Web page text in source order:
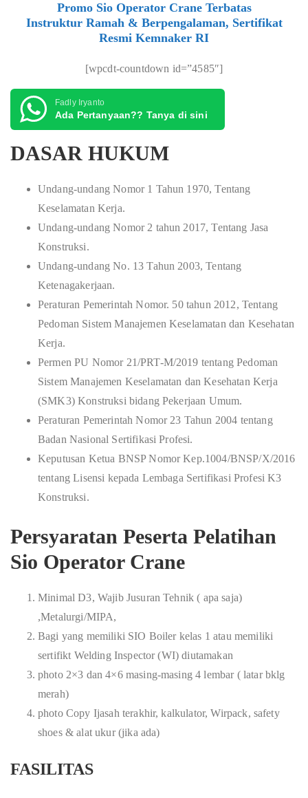
Promo Sio Operator Crane Terbatas
Instruktur Ramah & Berpengalaman, Sertifikat
Resmi Kemnaker RI
[wpcdt-countdown id=”4585″]
Fadly Iryanto
Ada Pertanyaan?? Tanya di sini
DASAR HUKUM
Undang-undang Nomor 1 Tahun 1970, Tentang
Keselamatan Kerja.
Undang-undang Nomor 2 tahun 2017, Tentang Jasa
Konstruksi.
Undang-undang No. 13 Tahun 2003, Tentang
Ketenagakerjaan.
Peraturan Pemerintah Nomor. 50 tahun 2012, Tentang
Pedoman Sistem Manajemen Keselamatan dan Kesehatan
Kerja.
Permen PU Nomor 21/PRT-M/2019 tentang Pedoman
Sistem Manajemen Keselamatan dan Kesehatan Kerja
(SMK3) Konstruksi bidang Pekerjaan Umum.
Peraturan Pemerintah Nomor 23 Tahun 2004 tentang
Badan Nasional Sertifikasi Profesi.
Keputusan Ketua BNSP Nomor Kep.1004/BNSP/X/2016
tentang Lisensi kepada Lembaga Sertifikasi Profesi K3
Konstruksi.
Persyaratan Peserta Pelatihan
Sio Operator Crane
Minimal D3, Wajib Jusuran Tehnik ( apa saja)
,Metalurgi/MIPA,
Bagi yang memiliki SIO Boiler kelas 1 atau memiliki
sertifikt Welding Inspector (WI) diutamakan
photo 2×3 dan 4×6 masing-masing 4 lembar ( latar bklg
merah)
photo Copy Ijasah terakhir, kalkulator, Wirpack, safety
shoes & alat ukur (jika ada)
FASILITAS